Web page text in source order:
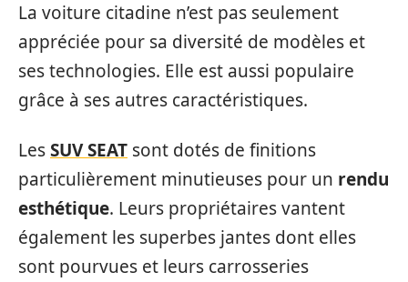
La voiture citadine n’est pas seulement
appréciée pour sa diversité de modèles et
ses technologies. Elle est aussi populaire
grâce à ses autres caractéristiques.
LesSUV SEAT sont dotés de finitions
particulièrement minutieuses pour un rendu
esthétique. Leurs propriétaires vantent
également les superbes jantes dont elles
sont pourvues et leurs carrosseries